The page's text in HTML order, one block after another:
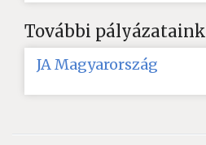
További pályázataink
JA Magyarország